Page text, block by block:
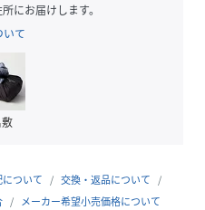
にお届けします。
いて
ついて
交換・返品について
メーカー希望小売価格について